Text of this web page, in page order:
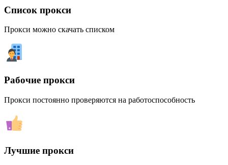
Список прокси
Прокси можно скачать списком
Рабочие прокси
Прокси постоянно проверяются на работоспособность
Лучшие прокси